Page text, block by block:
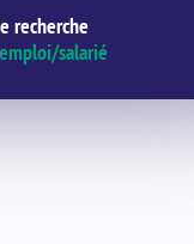
recherche
emploi/salarié